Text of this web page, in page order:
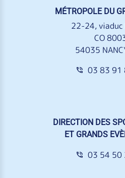
MÉTROPOLE DU
22-24, viaduc
CO
54035
03 83 91
DIRECTION DES
ET GRANDS
03 54 50